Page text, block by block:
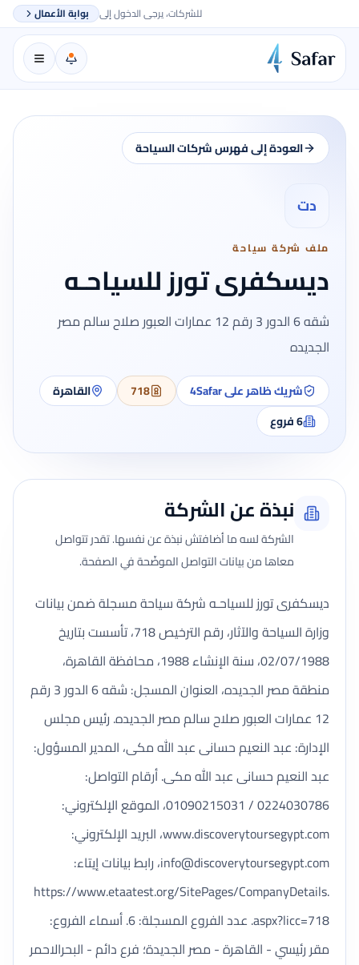
للشركات، يرجى الدخول إلى بوابة الأعمال
العودة إلى فهرس شركات السياحة
دت
ملف شركة سياحة
ديسكفرى تورز للسياحـه
شقه 6 الدور 3 رقم 12 عمارات العبور صلاح سالم مصر
الجديده
شريك ظاهر على 4Safar 718
القاهرة
6فروع
نبذة عن الشركة
الشركة لسه ما أضافتش نبذة عن نفسها. تقدر تتواصل
معاها من بيانات التواصل الموضّحة في الصفحة.
ديسكفرى تورز للسياحـه شركة سياحة مسجلة ضمن بيانات
وزارة السياحة والآثار، رقم الترخيص 718، تأسست بتاريخ
02/07/1988، سنة الإنشاء 1988، محافظة القاهرة،
منطقة مصر الجديده، العنوان المسجل: شقه 6 الدور 3 رقم
12 عمارات العبور صلاح سالم مصر الجديده. رئيس مجلس
الإدارة: عبد النعيم حسانى عبد الله مكى، المدير المسؤول:
عبد النعيم حسانى عبد الله مكى. أرقام التواصل:
0224030786 / 01090215031، الموقع الإلكتروني:
www.discoverytoursegypt.com، البريد الإلكتروني:
info@discoverytoursegypt.com، رابط بيانات إيتاء:
https://www.etaatest.org/SitePages/CompanyDetails.
aspx?licc=718. عدد الفروع المسجلة: 6. أسماء الفروع:
مقر رئيسي - القاهرة - مصر الجديدة؛ فرع دائم - البحرالاحمر